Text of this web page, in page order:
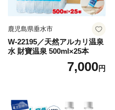
鹿児島県垂水市
W-22195／天然アルカリ温泉
水 財寶温泉 500ml×25本
7,000円